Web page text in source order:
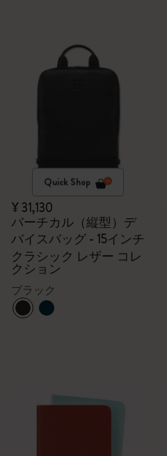
Quick Shop
¥ 31,130
バーチカル（縦型）デ
バイスバッグ - 15インチ
クラシック レザー コレ
クション
ブラック